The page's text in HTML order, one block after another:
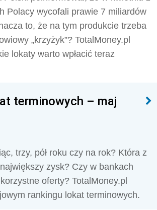
Polacy wycofali prawie 7 miliardów
to, że na tym produkcie trzeba
„krzyżyk”? TotalMoney.pl
lokaty warto wpłacić teraz
terminowych – maj
trzy, pół roku czy na rok? Która z
zysk? Czy w bankach
oferty? TotalMoney.pl
rankingu lokat terminowych.